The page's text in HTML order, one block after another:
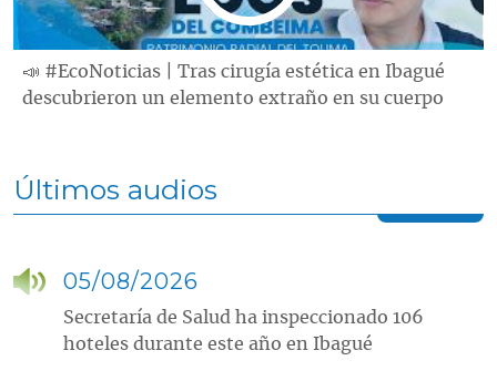
📣 #EcoNoticias | Tras cirugía estética en Ibagué
descubrieron un elemento extraño en su cuerpo
Últimos audios
05/08/2026
Secretaría de Salud ha inspeccionado 106
hoteles durante este año en Ibagué